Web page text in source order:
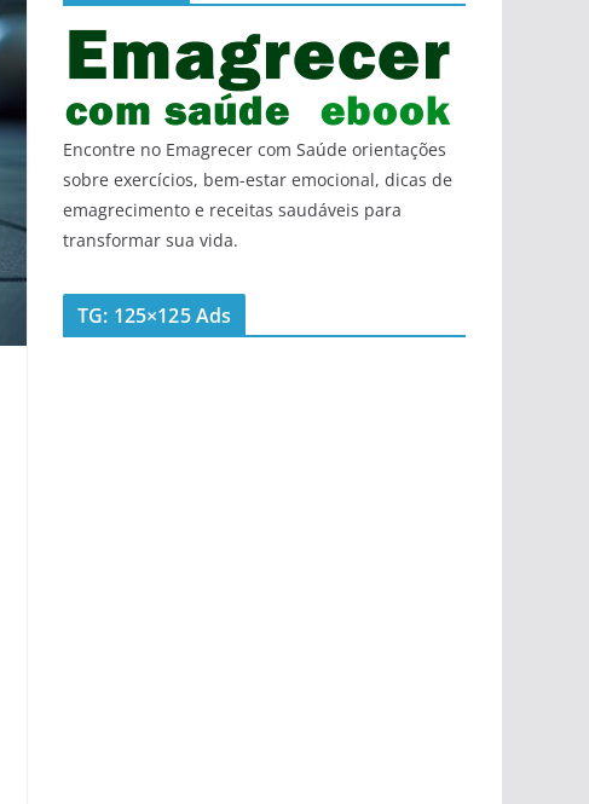
Encontre no Emagrecer com Saúde orientações
sobre exercícios, bem-estar emocional, dicas de
emagrecimento e receitas saudáveis para
transformar sua vida.
TG: 125×125 Ads